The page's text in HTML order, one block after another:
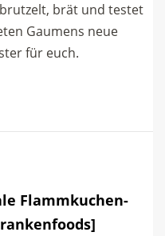
brät und testet
Gaumens neue
für euch.
Flammkuchen-